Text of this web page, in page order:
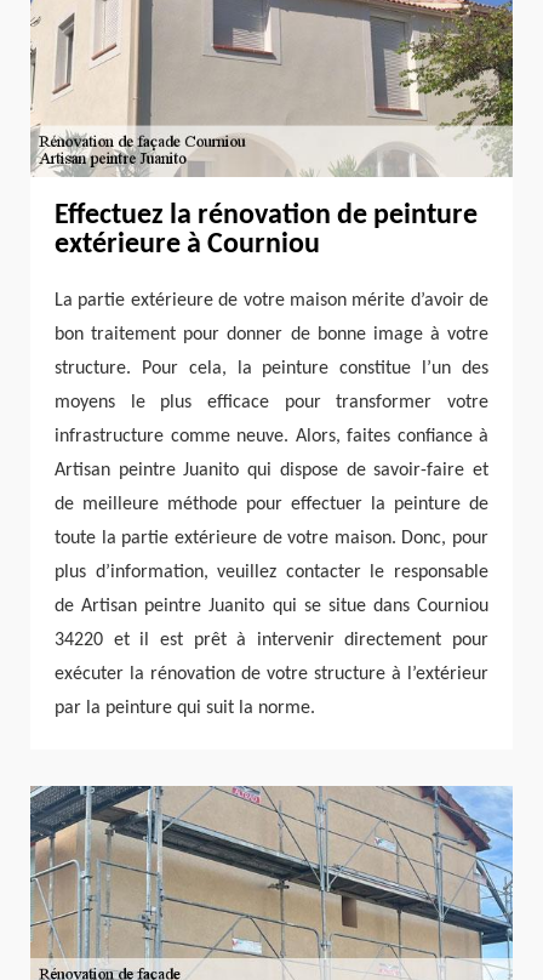
Effectuez la rénovation de peinture
extérieure à Courniou
La partie extérieure de votre maison mérite d’avoir de
bon traitement pour donner de bonne image à votre
structure. Pour cela, la peinture constitue l’un des
moyens le plus efficace pour transformer votre
infrastructure comme neuve. Alors, faites confiance à
Artisan peintre Juanito qui dispose de savoir-faire et
de meilleure méthode pour effectuer la peinture de
toute la partie extérieure de votre maison. Donc, pour
plus d’information, veuillez contacter le responsable
de Artisan peintre Juanito qui se situe dans Courniou
34220 et il est prêt à intervenir directement pour
exécuter la rénovation de votre structure à l’extérieur
par la peinture qui suit la norme.